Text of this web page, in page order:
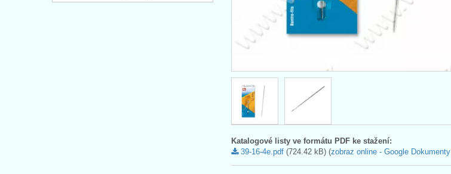
Katalogové listy ve formátu PDF ke stažení:
39-16-4e.pdf (724.42 kB) (zobraz online - Google Dokumenty